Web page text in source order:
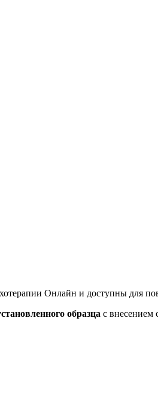
Онлайн и доступны для
образца с внесением